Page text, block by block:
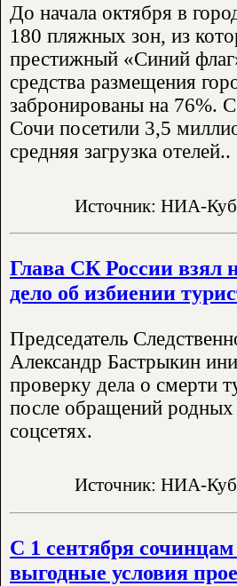
До начала октября в
180 пляжных зон, из
престижный «Синий
средства размещения
забронированы на 76%. С
Сочи посетили 3,5
средняя загрузка отелей..
Источник: НИА-
Глава СК России взял
дело об избиении
Председатель
Александр Бастрыкин
проверку дела о смерти
после обращений родных
соцсетях.
Источник: НИА-
С 1 сентября
выгодные условия